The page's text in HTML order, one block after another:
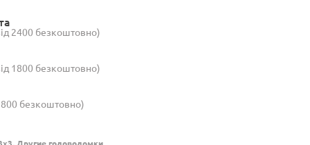
2400 безкоштовно)
1800 безкоштовно)
безкоштовно)
,